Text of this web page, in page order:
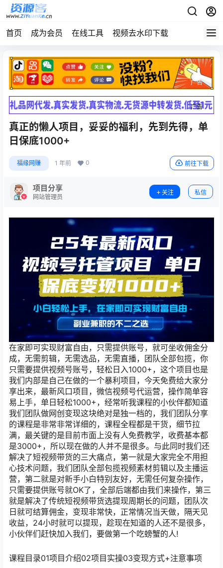
首页 成为会员 在线工具 视频去水印下载
广告
广告
真正的懒人项目，妥妥的福利，先到先得，单
日保底1000+
福缘网赚 1 年前 0 前往下载
项目分享
网站管理员
关注 私信
在家即可实现财富自由，只需提供账号，就可坐收佣金分
成，无需剪辑，无需选品，无需直播，团队全部包揽，你
只需要提供视频号账号，轻松日入1000+，这个项目也是
我们内部是自己在做的一个暴利项目，今天免费给大家分
享出来，最新风口项目，微信视频号代运营，操作简单容
易上手，单日轻松1000+，经常听我课程的小伙伴都知道
我们团队做网创变现这块绝对是独一档的，我们团队分享
的课程是非常非常详细的，课程全程都是干货，细节拉
满，最关键的是目前市面上没有人免费教学，收费基本都
是3000+，所以现在做的人并不是很多。与此同时我们还
解决了短视频带货的三大痛点，第一就是大家完全不用担
心技术问题，我们团队全部包揽视频素材剪辑以及主播运
营，第二就是对新手小白特别友好，无需任何复杂操作，
只需要提供账号就OK了，全部后端都由我们来操作，第三
就是解决了传统短视频带货选提现周期长的问题，团队次
日就可结算佣金，变现非常快，正常情况当天做，隔天见
收益，24小时就可以提现，趁现在知道的人还不是很多，
小伙伴们赶快加入我们，要做第一个吃螃蟹的人!
课程目录01项目介绍02项目实操03变现方式+注意事项